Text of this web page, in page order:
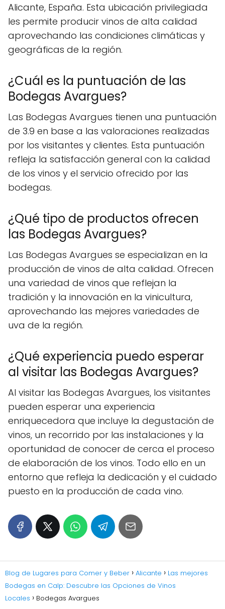
Alicante, España. Esta ubicación privilegiada
les permite producir vinos de alta calidad
aprovechando las condiciones climáticas y
geográficas de la región.
¿Cuál es la puntuación de las
Bodegas Avargues?
Las Bodegas Avargues tienen una puntuación
de 3.9 en base a las valoraciones realizadas
por los visitantes y clientes. Esta puntuación
refleja la satisfacción general con la calidad
de los vinos y el servicio ofrecido por las
bodegas.
¿Qué tipo de productos ofrecen
las Bodegas Avargues?
Las Bodegas Avargues se especializan en la
producción de vinos de alta calidad. Ofrecen
una variedad de vinos que reflejan la
tradición y la innovación en la vinicultura,
aprovechando las mejores variedades de
uva de la región.
¿Qué experiencia puedo esperar
al visitar las Bodegas Avargues?
Al visitar las Bodegas Avargues, los visitantes
pueden esperar una experiencia
enriquecedora que incluye la degustación de
vinos, un recorrido por las instalaciones y la
oportunidad de conocer de cerca el proceso
de elaboración de los vinos. Todo ello en un
entorno que refleja la dedicación y el cuidado
puesto en la producción de cada vino.
Blog de Lugares para Comer y Beber Alicante
Las mejores
Bodegas en Calp: Descubre las Opciones de Vinos
Locales
Bodegas Avargues